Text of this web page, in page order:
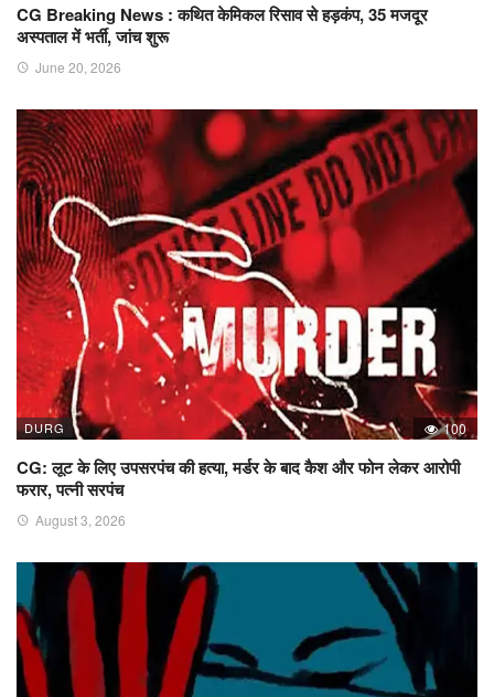
CG Breaking News : कथित केमिकल रिसाव से हड़कंप, 35 मजदूर
अस्पताल में भर्ती, जांच शुरू
June 20, 2026
DURG 100
CG: लूट के लिए उपसरपंच की हत्या, मर्डर के बाद कैश और फोन लेकर आरोपी
फरार, पत्नी सरपंच
August 3, 2026